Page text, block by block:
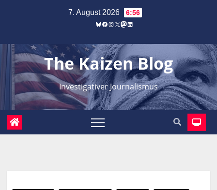
7. August 2026 6:56
Bluesky
Facebook
Instagram
X Mastodon
LinkedIn
The Kaizen Blog
Investigativer Journalismus